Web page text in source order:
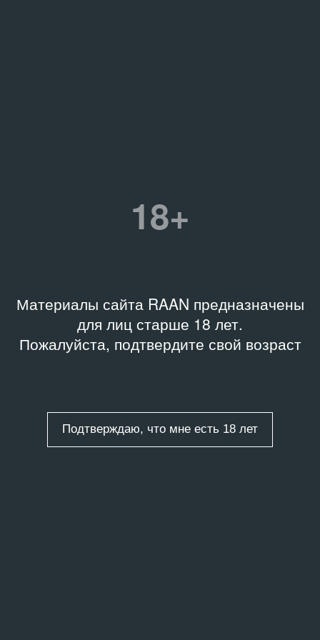
18+
Материалы сайта RAAN предназначены
для лиц старше 18 лет.
Пожалуйста, подтвердите свой возраст
Подтверждаю, что мне есть 18 лет